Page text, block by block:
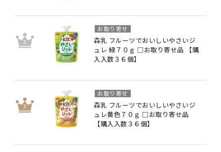
森乳 フルーツでおいしいやさいジ
ュレ 緑７０ｇ □お取り寄せ品 【購
入入数３６個】
お取り寄せ
森乳 フルーツでおいしいやさいジ
ュレ黄色７０ｇ □お取り寄せ品
【購入入数３６個】
お取り寄せ